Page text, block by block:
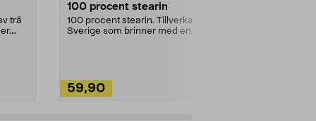
trä
100 procent stearin
100 procent stearin. Tillverkade i
Sverige som brinner med en
59,90